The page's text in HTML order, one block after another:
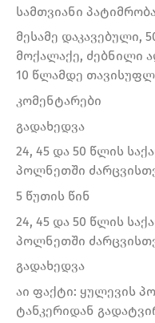
სამთვიანი
მესამე დაკავებული,
მოქალაქე, ძებნილი
10 წლამდე
კომენტარები
გადახედვა
24, 45 და 50 წლის
პოლნეთში
5 წუთის წინ
24, 45 და 50 წლის
პოლნეთში
გადახედვა
აი ფაქტი: ყულევის
ტანკერიდან